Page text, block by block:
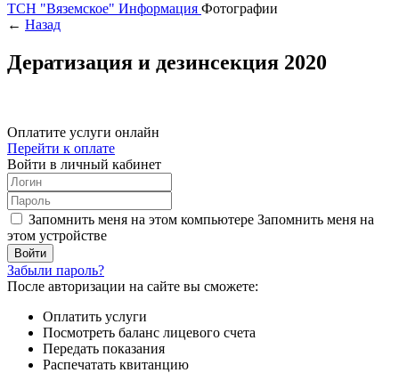
ТСН "Вяземское" Информация Фотографии
← Назад
Дератизация и дезинсекция 2020
Оплатите услуги онлайн
Перейти к оплате
Войти в личный кабинет
Запомнить меня на этом компьютере Запомнить меня на
этом устройстве
Забыли пароль?
После авторизации на сайте вы сможете:
Оплатить услуги
Посмотреть баланс лицевого счета
Передать показания
Распечатать квитанцию